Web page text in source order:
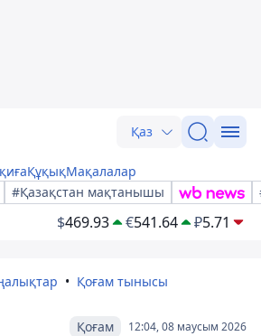
Қаз
ҚұқықМақалалар
#Қазақстан мақтанышы
$469.93 €541.64 ₽5.71
Қоғам тынысы
12:04, 08 маусым 2026
Қоғам